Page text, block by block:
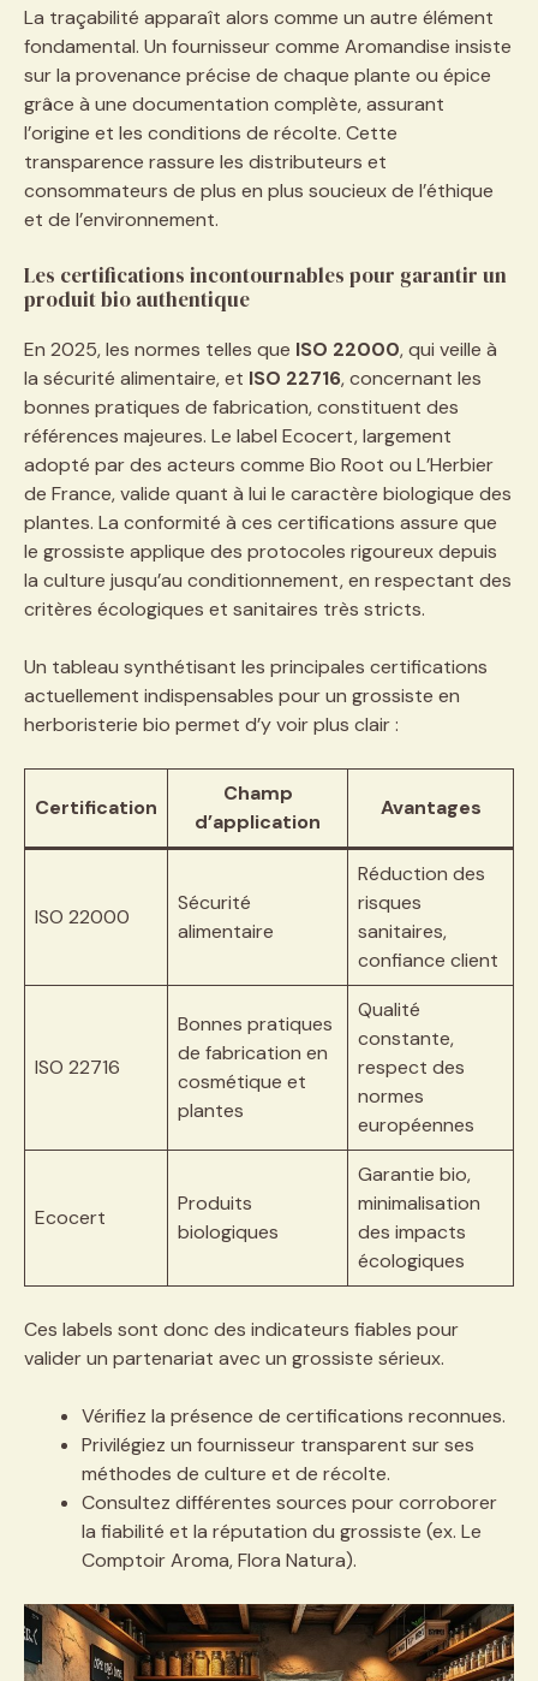
La traçabilité apparaît alors comme un autre élément
fondamental. Un fournisseur comme Aromandise insiste
sur la provenance précise de chaque plante ou épice
grâce à une documentation complète, assurant
l’origine et les conditions de récolte. Cette
transparence rassure les distributeurs et
consommateurs de plus en plus soucieux de l’éthique
et de l’environnement.
Les certifications incontournables pour garantir un
produit bio authentique
En 2025, les normes telles que ISO 22000, qui veille à
la sécurité alimentaire, et ISO 22716, concernant les
bonnes pratiques de fabrication, constituent des
références majeures. Le label Ecocert, largement
adopté par des acteurs comme Bio Root ou L’Herbier
de France, valide quant à lui le caractère biologique des
plantes. La conformité à ces certifications assure que
le grossiste applique des protocoles rigoureux depuis
la culture jusqu’au conditionnement, en respectant des
critères écologiques et sanitaires très stricts.
Un tableau synthétisant les principales certifications
actuellement indispensables pour un grossiste en
herboristerie bio permet d’y voir plus clair :
Certification
Champ
d’application
Avantages
ISO 22000
Sécurité
alimentaire
Réduction des
risques
sanitaires,
confiance client
ISO 22716
Bonnes pratiques
de fabrication en
cosmétique et
plantes
Qualité
constante,
respect des
normes
européennes
Ecocert
Produits
biologiques
Garantie bio,
minimalisation
des impacts
écologiques
Ces labels sont donc des indicateurs fiables pour
valider un partenariat avec un grossiste sérieux.
Vérifiez la présence de certifications reconnues.
Privilégiez un fournisseur transparent sur ses
méthodes de culture et de récolte.
Consultez différentes sources pour corroborer
la fiabilité et la réputation du grossiste (ex. Le
Comptoir Aroma, Flora Natura).